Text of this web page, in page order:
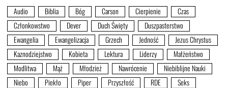
Audio Biblia Bóg Carson Cierpienie
Czas
Członkowstwo
Dever Duch Święty
Duszpasterstwo
Ewangelia
Ewangelizacja Grzech Jedność
Jezus Chrystus
Kaznodziejstwo
Kobieta Lektura Liderzy
Małżeństwo
Modlitwa
Mąż Młodzież Nawrócenie
Niebiblijne Nauki
Niebo
Piekło Piper Przyszłość RDE
Seks